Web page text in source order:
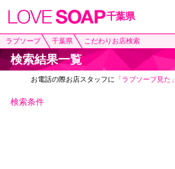
千葉県
ラブソープ 千葉県 こだわりお店検索
検索結果一覧
お電話の際お店スタッフに 「ラブソープ見た」
検索条件